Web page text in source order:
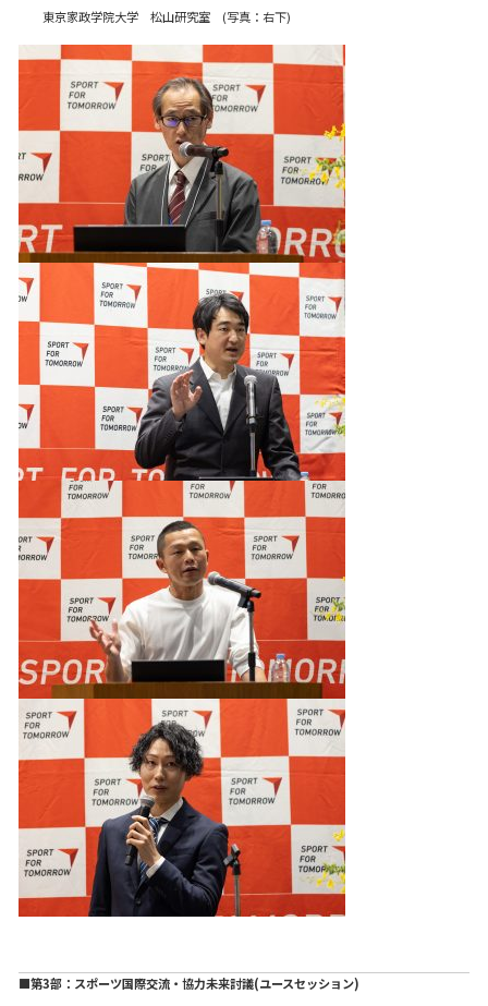
東京家政学院大学 松山研究室 (写真：右下)
■第3部：スポーツ国際交流・協力未来討議(ユースセッション)